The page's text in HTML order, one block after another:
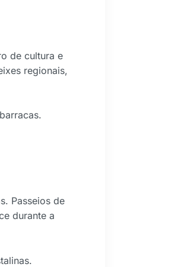
de cultura e
regionais,
Passeios de
durante a